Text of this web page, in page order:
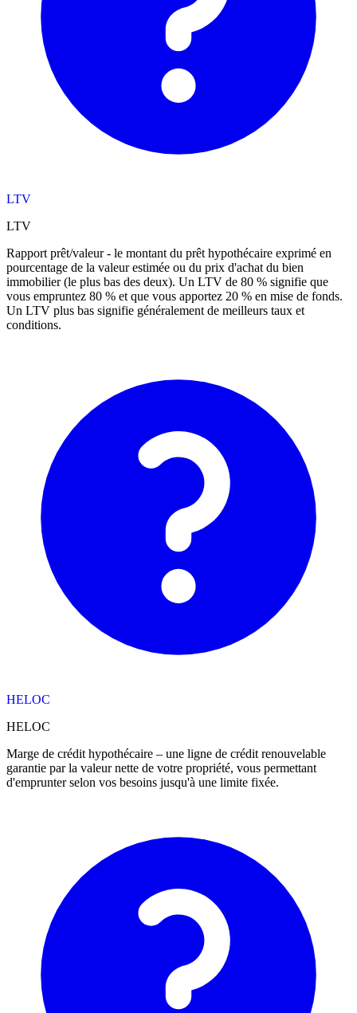
LTV
LTV
Rapport prêt/valeur - le montant du prêt hypothécaire exprimé en
pourcentage de la valeur estimée ou du prix d'achat du bien
immobilier (le plus bas des deux). Un LTV de 80 % signifie que
vous empruntez 80 % et que vous apportez 20 % en mise de fonds.
Un LTV plus bas signifie généralement de meilleurs taux et
conditions.
HELOC
HELOC
Marge de crédit hypothécaire – une ligne de crédit renouvelable
garantie par la valeur nette de votre propriété, vous permettant
d'emprunter selon vos besoins jusqu'à une limite fixée.